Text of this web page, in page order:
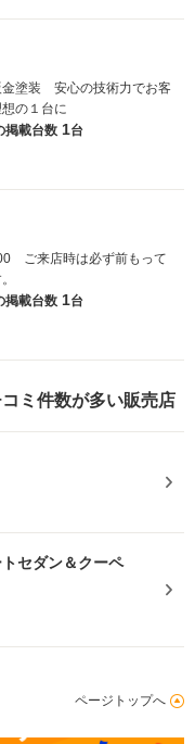
金塗装 安心の技術力でお客
の１台に
掲載台数 1台
ご来店時は必ず前もって
掲載台数 1台
ミ件数が多い販売店
セダン＆クーペ
ページトップへ